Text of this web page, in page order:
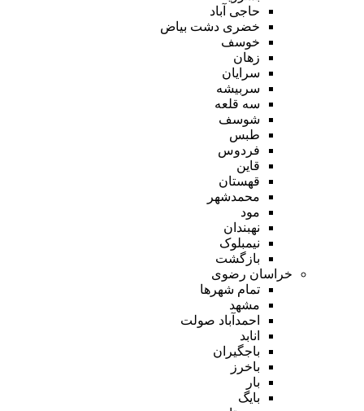
حاجی آباد
خضری دشت بیاض
خوسف
زهان
سرایان
سربیشه
سه قلعه
شوسف
طبس
فردوس
قاین
قهستان
محمدشهر
مود
نهبندان
نیمبلوک
بازگشت
خراسان رضوی
تمام شهر‌ها
مشهد
احمدآباد صولت
انابد
باجگیران
باخرز
بار
بایگ